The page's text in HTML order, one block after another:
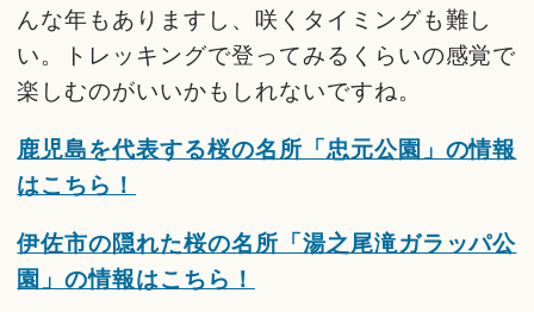
んな年もありますし、咲くタイミングも難し
い。トレッキングで登ってみるくらいの感覚で
楽しむのがいいかもしれないですね。
鹿児島を代表する桜の名所「忠元公園」の情報
はこちら！
伊佐市の隠れた桜の名所「湯之尾滝ガラッパ公
園」の情報はこちら！